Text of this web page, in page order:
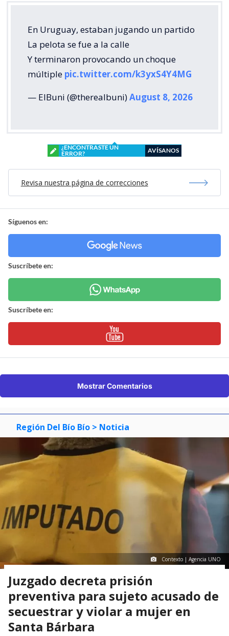
En Uruguay, estaban jugando un partido
La pelota se fue a la calle
Y terminaron provocando un choque
múltiple pic.twitter.com/k3yxS4Y4MG
— ElBuni (@therealbuni)August 8, 2026
¿ENCONTRASTE UN
ERROR?
AVÍSANOS
Revisa nuestra página de correcciones
Síguenos en:
Suscríbete en:
Suscríbete en:
Mostrar Comentarios
Región Del Bío Bío > Noticia
Contexto | Agencia UNO
Juzgado decreta prisión
preventiva para sujeto acusado de
secuestrar y violar a mujer en
Santa Bárbara